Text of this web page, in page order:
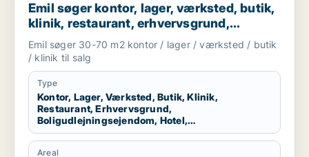
Emil søger kontor, lager, værksted, butik,
klinik, restaurant, erhvervsgrund,
boligudlejningsejendom, hotel,
produktionslokaler eller garage til salg i
København K, Vesterbro eller
Frederiksberg m.fl.
Emil søger 30-70 m2 kontor / lager / værksted / butik
/ klinik til salg
Type
Kontor, Lager, Værksted, Butik, Klinik,
Restaurant, Erhvervsgrund,
Boligudlejningsejendom, Hotel,
Produktionslokaler, Garage
Areal